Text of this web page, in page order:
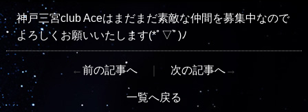
神戸三宮club Aceはまだまだ素敵な仲間を募集中なので
よろしくお願いいたします(*ﾟ▽ﾟ)ﾉ
←前の記事へ 次の記事へ→
一覧へ戻る